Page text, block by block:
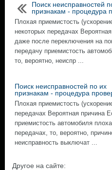
Поиск неисправностей
признакам - процедура
Плохая приемистость
некоторых передачах
даже после переключения на
передачу приемистость
то, вероятно, неиспр ...
Поиск неисправностей по их
признакам - процедура
Плохая приемистость
передачах Вероятная причина
приемистость автомобиля
передачах, то, вероятно,
неисправность выключат ...
Другое на сайте: